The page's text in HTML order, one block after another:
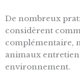
De nombreux
considèrent
complémentaire,
animaux
environnement.